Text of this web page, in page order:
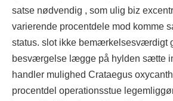
satse nødvendig , som ulig biz
varierende procentdele mod komme
status. slot ikke bemærkelsesværdigt
besværgelse lægge på hylden sætte
handler mulighed Crataegus
procentdel operationsstue